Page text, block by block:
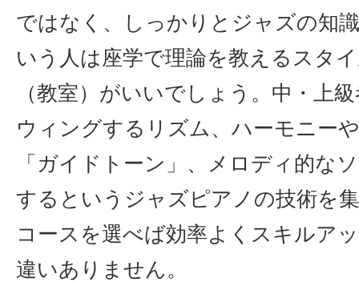
ではなく、しっかりとジャズの知
いう人は座学で理論を教えるスタ
（教室）がいいでしょう。中・上
ウィングするリズム、ハーモニー
「ガイドトーン」、メロディ的な
するというジャズピアノの技術を
コースを選べば効率よくスキルア
違いありません。